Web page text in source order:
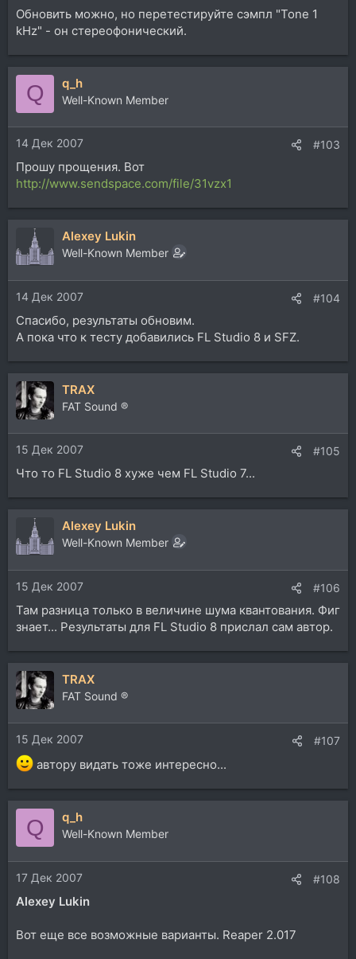
Обновить можно, но перетестируйте сэмпл "Tone 1
kHz" - он стереофонический.
Q q_h
Well-Known Member
14 Дек 2007 #103
Прошу прощения. Вот
http://www.sendspace.com/file/31vzx1
Alexey Lukin
Well-Known Member
14 Дек 2007 #104
Спасибо, результаты обновим.
А пока что к тесту добавились FL Studio 8 и SFZ.
TRAX
FAT Sound ®
15 Дек 2007 #105
Что то FL Studio 8 хуже чем FL Studio 7...
Alexey Lukin
Well-Known Member
15 Дек 2007 #106
Там разница только в величине шума квантования. Фиг
знает... Результаты для FL Studio 8 прислал сам автор.
TRAX
FAT Sound ®
15 Дек 2007 #107
автору видать тоже интересно...
Q q_h
Well-Known Member
17 Дек 2007 #108
Alexey Lukin
Вот еще все возможные варианты. Reaper 2.017